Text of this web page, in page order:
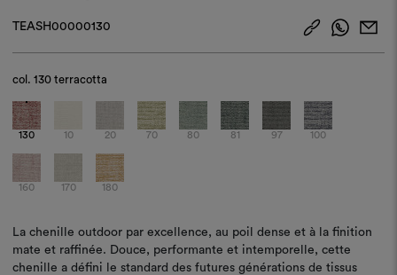
TEASH00000130
col.130 terracotta
130 10 20 70 80 81 97 100
160 170 180
La chenille outdoor par excellence, au poil dense et à la finition
mate et raffinée. Douce, performante et intemporelle, cette
chenille a défini le standard des futures générations de tissus